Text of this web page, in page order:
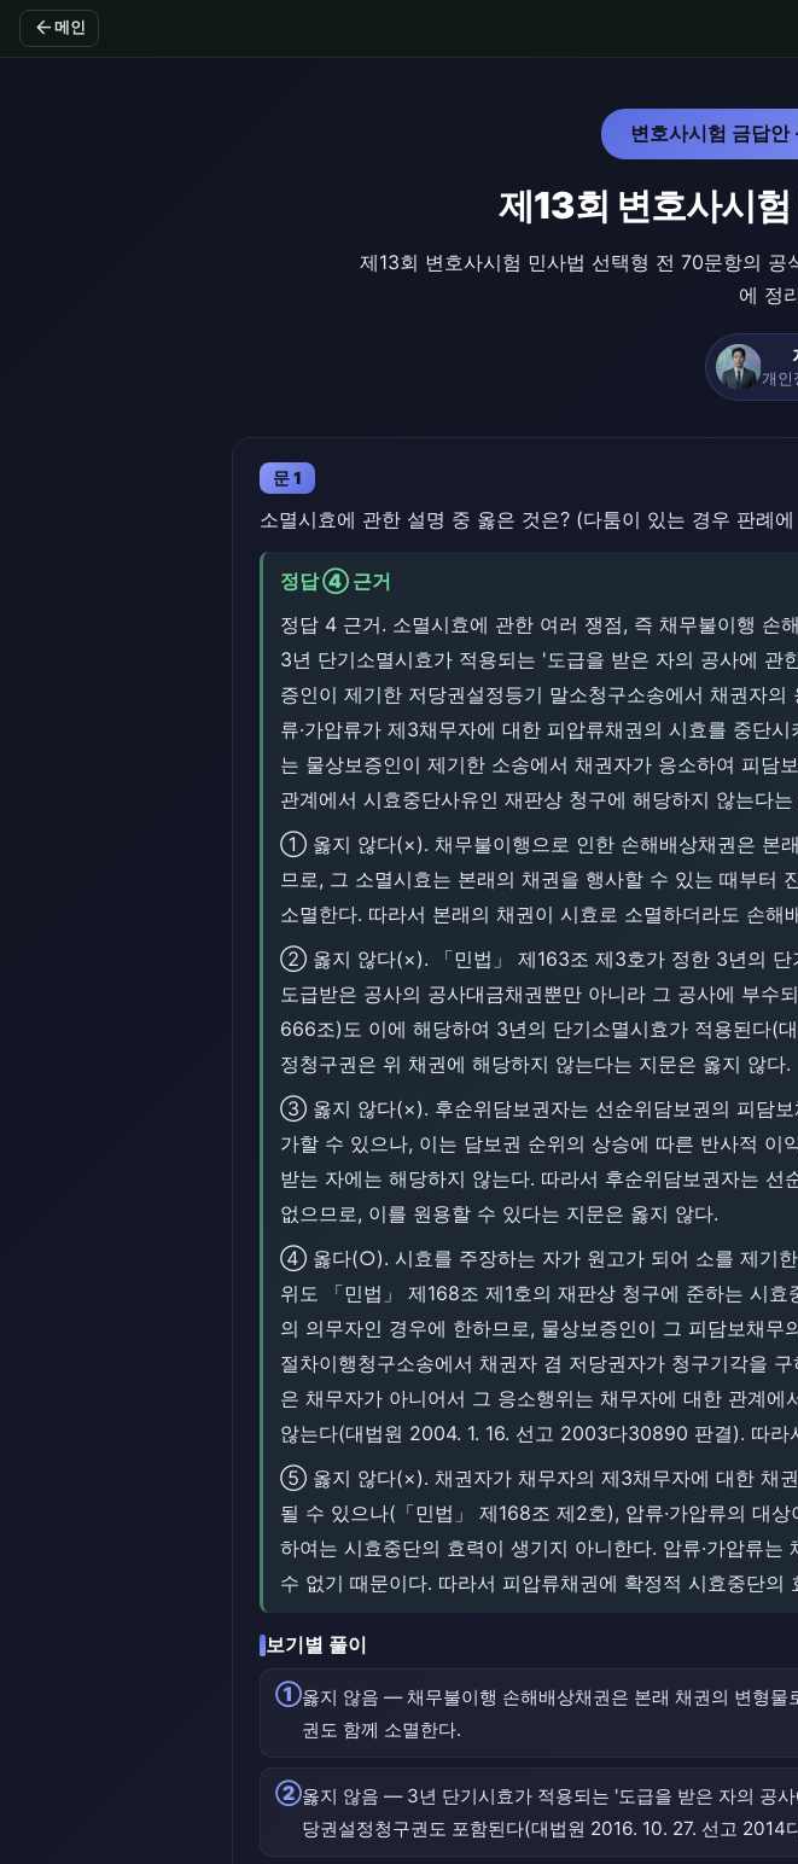
arrow_back 메인
변호사시험 금답안
제13회 변호사시
제13회 변호사시험 민사법 선택형 전 70문항의 공
에 정
개인
문 1
소멸시효에 관한 설명 중 옳은 것은? (다툼이 있는 경우 판례
정답 ④ 근거
정답 4 근거. 소멸시효에 관한 여러 쟁점, 즉 채무불이행 손
3년 단기소멸시효가 적용되는 '도급을 받은 자의 공사에
증인이 제기한 저당권설정등기 말소청구소송에서 채권자
류·가압류가 제3채무자에 대한 피압류채권의 시효를 중
는 물상보증인이 제기한 소송에서 채권자가 응소하여 피담
관계에서 시효중단사유인 재판상 청구에 해당하지 않는다
① 옳지 않다(×). 채무불이행으로 인한 손해배상채권은 본
므로, 그 소멸시효는 본래의 채권을 행사할 수 있는 때부터
소멸한다. 따라서 본래의 채권이 시효로 소멸하더라도 손
② 옳지 않다(×). 「민법」 제163조 제3호가 정한 3년의 단
도급받은 공사의 공사대금채권뿐만 아니라 그 공사에 부수
666조)도 이에 해당하여 3년의 단기소멸시효가 적용된다(
정청구권은 위 채권에 해당하지 않는다는 지문은 옳지 않다.
③ 옳지 않다(×). 후순위담보권자는 선순위담보권의 피담
가할 수 있으나, 이는 담보권 순위의 상승에 따른 반사적
받는 자에는 해당하지 않는다. 따라서 후순위담보권자는
없으므로, 이를 원용할 수 있다는 지문은 옳지 않다.
④ 옳다(○). 시효를 주장하는 자가 원고가 되어 소를 제기
위도 「민법」 제168조 제1호의 재판상 청구에 준하는 시
의 의무자인 경우에 한하므로, 물상보증인이 그 피담보채
절차이행청구소송에서 채권자 겸 저당권자가 청구기각을
은 채무자가 아니어서 그 응소행위는 채무자에 대한 관계
않는다(대법원 2004. 1. 16. 선고 2003다30890 판결). 따라
⑤ 옳지 않다(×). 채권자가 채무자의 제3채무자에 대한 채
될 수 있으나(「민법」 제168조 제2호), 압류·가압류의 대
하여는 시효중단의 효력이 생기지 아니한다. 압류·가압류
수 없기 때문이다. 따라서 피압류채권에 확정적 시효중단의
보기별 풀이
①옳지 않음 — 채무불이행 손해배상채권은 본래 채권의 변형
권도 함께 소멸한다.
②옳지 않음 — 3년 단기시효가 적용되는 '도급을 받은 자의 공
당권설정청구권도 포함된다(대법원 2016. 10. 27. 선고 2014